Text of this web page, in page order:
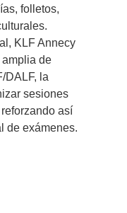
folletos,
KLF Annecy
de
DALF, la
sesiones
así
de exámenes.